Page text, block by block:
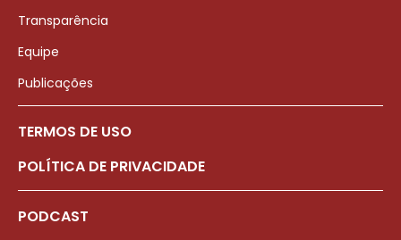
Transparência
Equipe
Publicações
TERMOS DE USO
POLÍTICA DE PRIVACIDADE
PODCAST